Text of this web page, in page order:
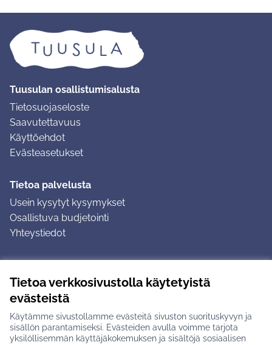
Tietoa verkkosivustolla käytetyistä
evästeistä
Käytämme sivustollamme evästeitä sivuston suorituskyvyn ja
sisällön parantamiseksi. Evästeiden avulla voimme tarjota
yksilöllisemmän käyttäjäkokemuksen ja sisältöjä sosiaalisen
Tuusulan osallistumisalusta
Tietosuojaseloste
Saavutettavuus
Käyttöehdot
Evästeasetukset
Tietoa palvelusta
Usein kysytyt kysymykset
Osallistuva budjetointi
Yhteystiedot
Ohjeet kirjautumiseen
Ohjeet kommentin jättämiseen